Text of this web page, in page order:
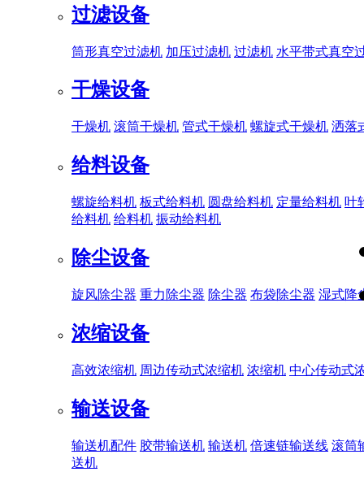
过滤设备
筒形真空过滤机 加压过滤机 过滤机 水平带式真空
干燥设备
干燥机 滚筒干燥机 管式干燥机 螺旋式干燥机 洒落
给料设备
螺旋给料机 板式给料机 圆盘给料机 定量给料机 叶
给料机 给料机 振动给料机
除尘设备
旋风除尘器 重力除尘器 除尘器 布袋除尘器 湿式降
浓缩设备
高效浓缩机 周边传动式浓缩机 浓缩机 中心传动式
输送设备
输送机配件 胶带输送机 输送机 倍速链输送线 滚筒
送机